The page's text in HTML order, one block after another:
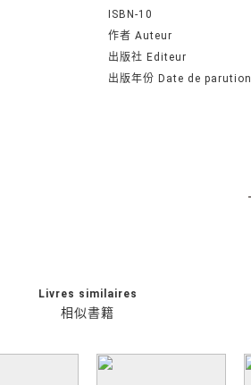
ISBN-10
作者 Auteur
出版社 Editeur
出版年份 Date de parution
相似書籍
Livres similaires